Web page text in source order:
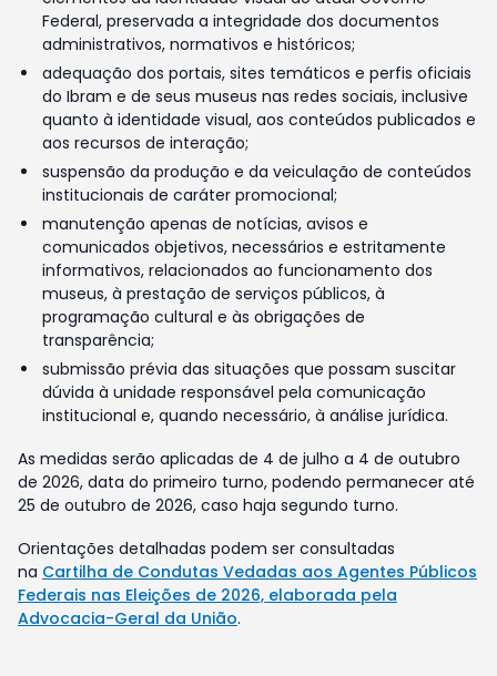
Federal, preservada a integridade dos documentos
administrativos, normativos e históricos;
adequação dos portais, sites temáticos e perfis oficiais
do Ibram e de seus museus nas redes sociais, inclusive
quanto à identidade visual, aos conteúdos publicados e
aos recursos de interação;
suspensão da produção e da veiculação de conteúdos
institucionais de caráter promocional;
manutenção apenas de notícias, avisos e
comunicados objetivos, necessários e estritamente
informativos, relacionados ao funcionamento dos
museus, à prestação de serviços públicos, à
programação cultural e às obrigações de
transparência;
submissão prévia das situações que possam suscitar
dúvida à unidade responsável pela comunicação
institucional e, quando necessário, à análise jurídica.
As medidas serão aplicadas de 4 de julho a 4 de outubro
de 2026, data do primeiro turno, podendo permanecer até
25 de outubro de 2026, caso haja segundo turno.
Orientações detalhadas podem ser consultadas
na Cartilha de Condutas Vedadas aos Agentes Públicos
Federais nas Eleições de 2026, elaborada pela
Advocacia-Geral da União.